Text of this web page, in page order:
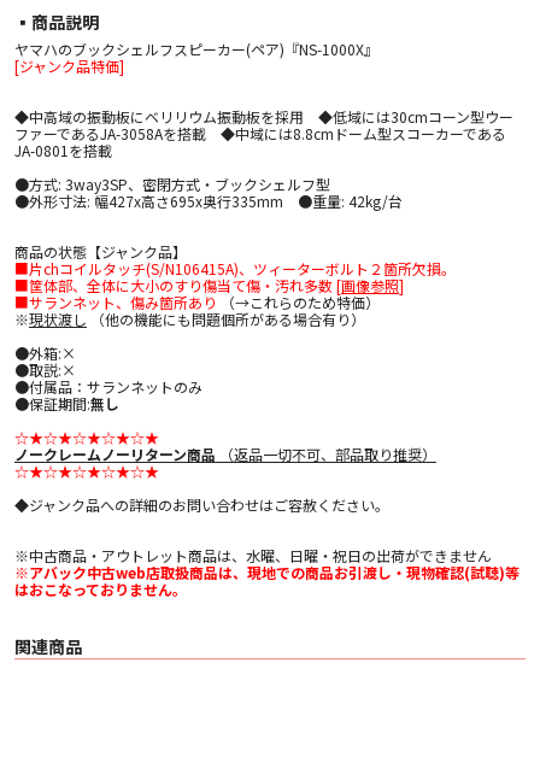
▪︎商品説明
ヤマハのブックシェルフスピーカー(ペア)『NS-1000X』
[ジャンク品特価]
◆中高域の振動板にベリリウム振動板を採用 ◆低域には30cmコーン型ウー
ファーであるJA-3058Aを搭載 ◆中域には8.8cmドーム型スコーカーである
JA-0801を搭載
●方式: 3way3SP、密閉方式・ブックシェルフ型
●外形寸法: 幅427x高さ695x奥行335mm ●重量: 42kg/台
商品の状態【ジャンク品】
■片chコイルタッチ(S/N106415A)、ツィーターボルト２箇所欠損。
■筐体部、全体に大小のすり傷当て傷・汚れ多数 [画像参照]
■サランネット、傷み箇所あり
（→これらのため特価）
※現状渡し （他の機能にも問題個所がある場合有り）
●外箱:×
●取説:×
●付属品：サランネットのみ
●保証期間:無し
☆★☆★☆★☆★☆★
ノークレームノーリターン商品 （返品一切不可、部品取り推奨）
☆★☆★☆★☆★☆★
◆ジャンク品への詳細のお問い合わせはご容赦ください。
※中古商品・アウトレット商品は、水曜、日曜・祝日の出荷ができません
※アバック中古web店取扱商品は、現地での商品お引渡し・現物確認(試聴)等
はおこなっておりません。
関連商品